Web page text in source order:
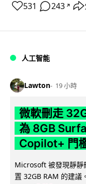
531 243 ↗
人工智能
Lawton 19 小時
微軟刪走
為 8GB
Copilot+ 門
Microsoft 被發現靜靜
置 32GB RAM 的建議